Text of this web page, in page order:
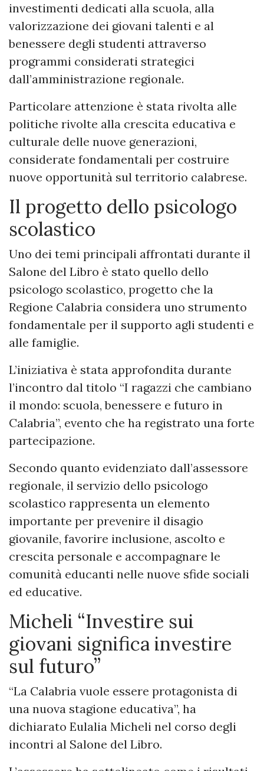
investimenti dedicati alla scuola, alla
valorizzazione dei giovani talenti e al
benessere degli studenti attraverso
programmi considerati strategici
dall’amministrazione regionale.
Particolare attenzione è stata rivolta alle
politiche rivolte alla crescita educativa e
culturale delle nuove generazioni,
considerate fondamentali per costruire
nuove opportunità sul territorio calabrese.
Il progetto dello psicologo
scolastico
Uno dei temi principali affrontati durante il
Salone del Libro è stato quello dello
psicologo scolastico, progetto che la
Regione Calabria considera uno strumento
fondamentale per il supporto agli studenti e
alle famiglie.
L’iniziativa è stata approfondita durante
l’incontro dal titolo “I ragazzi che cambiano
il mondo: scuola, benessere e futuro in
Calabria”, evento che ha registrato una forte
partecipazione.
Secondo quanto evidenziato dall’assessore
regionale, il servizio dello psicologo
scolastico rappresenta un elemento
importante per prevenire il disagio
giovanile, favorire inclusione, ascolto e
crescita personale e accompagnare le
comunità educanti nelle nuove sfide sociali
ed educative.
Micheli “Investire sui
giovani significa investire
sul futuro”
“La Calabria vuole essere protagonista di
una nuova stagione educativa”, ha
dichiarato Eulalia Micheli nel corso degli
incontri al Salone del Libro.